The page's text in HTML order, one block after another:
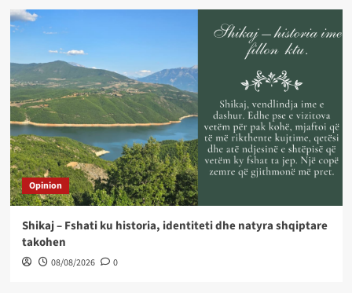
Opinion
Shikaj – Fshati ku historia, identiteti dhe natyra shqiptare
takohen
08/08/2026 0